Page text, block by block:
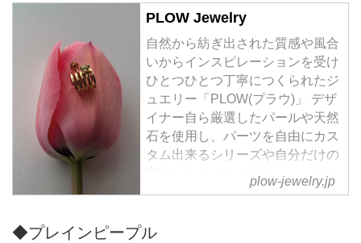
PLOW Jewelry
⾃然から紡ぎ出された質感や⾵合
いからインスピレーションを受け
ひとつひとつ丁寧につくられたジ
ュエリー「PLOW(プラウ)」 デザ
イナー⾃ら厳選したパールや天然
⽯を使⽤し、パーツを⾃由にカス
タム出来るシリーズや⾃分だけの
宝物にしたくなる様なシャープで
ナチュラルなジュエリーが揃いま
に⼊らなかった「PLOW」のアイ
plow-jewelry.jp
◆プレインピープル